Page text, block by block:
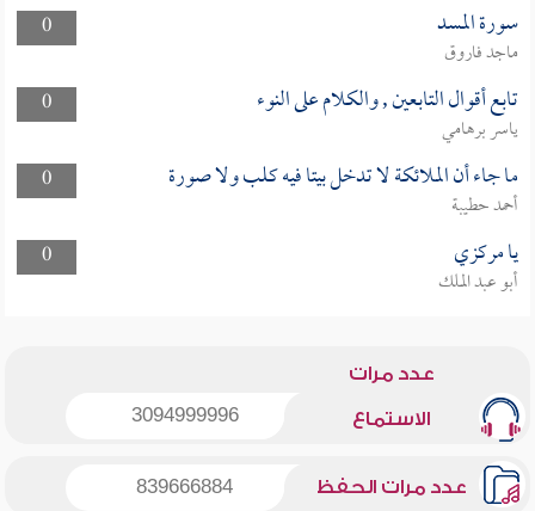
0
سورة المسد
ماجد فاروق
0
تابع أقوال التابعين , والكلام على النوء
ياسر برهامي
0
ما جاء أن الملائكة لا تدخل بيتا فيه كلب ولا صورة
أحمد حطيبة
0
يا مركزي
أبو عبد الملك
عدد مرات
الاستماع 3094999996
عدد مرات الحفظ 839666884